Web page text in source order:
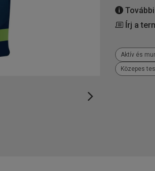
Írj a
Aktív és
Közepes